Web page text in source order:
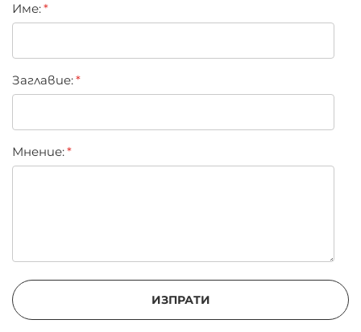
star
stars
stars
stars
stars
Име:
Заглавиe:
Мнение:
ИЗПРАТИ